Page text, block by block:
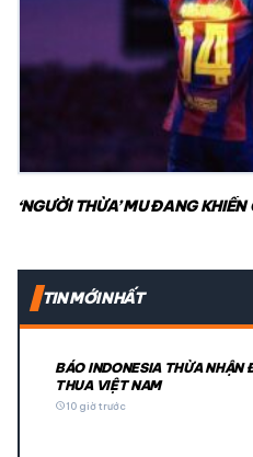
‘NGƯỜI THỪA’ MU ĐANG
TIN MỚI NHẤT
BÁO INDONESIA THỪA NHẬN
THUA VIỆT NAM
schedule10 giờ trước